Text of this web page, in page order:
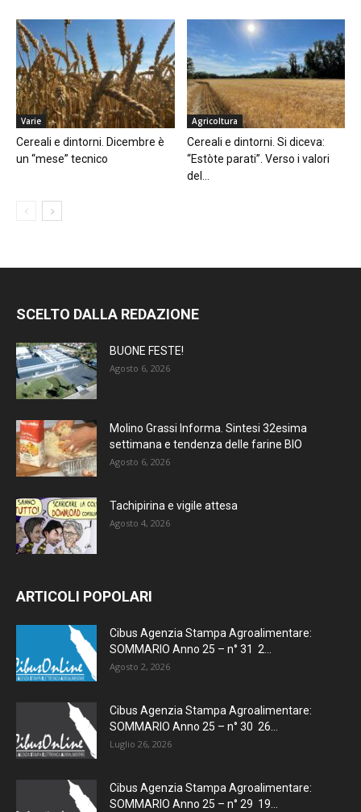
Varie
Cereali e dintorni. Dicembre è
un “mese” tecnico
Agricoltura
Cereali e dintorni. Si diceva:
“Estòte parati”. Verso i valori
del...
SCELTO DALLA REDAZIONE
BUONE FESTE!
Agosto 6, 2026
Molino Grassi Informa. Sintesi 32esima
settimana e tendenza delle farine BIO
Agosto 6, 2026
Tachipirina e vigile attesa
Agosto 4, 2026
ARTICOLI POPOLARI
Cibus Agenzia Stampa Agroalimentare:
SOMMARIO Anno 25 – n° 31 2...
Agosto 2, 2026
Cibus Agenzia Stampa Agroalimentare:
SOMMARIO Anno 25 – n° 30 26...
Luglio 26, 2026
Cibus Agenzia Stampa Agroalimentare:
SOMMARIO Anno 25 – n° 29 19...